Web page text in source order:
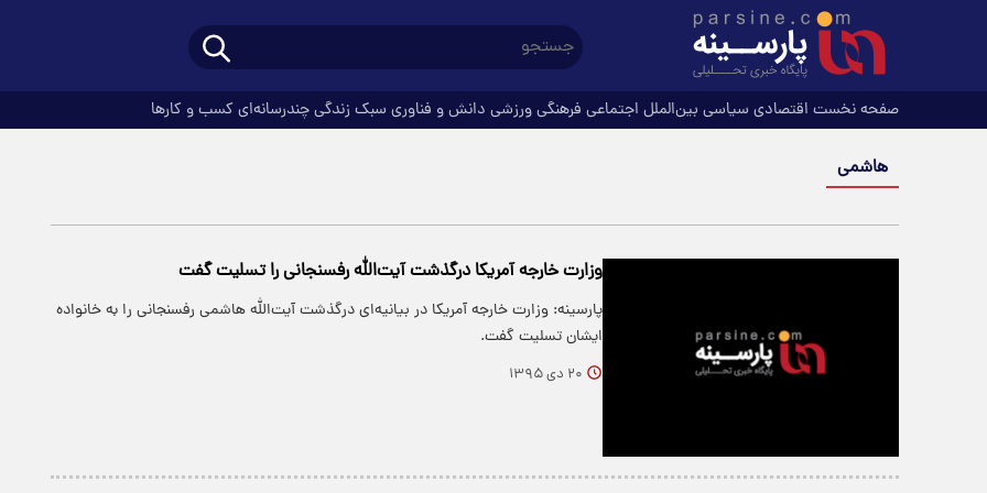
صفحه نخست اقتصادی سیاسی بین‌الملل اجتماعی فرهنگیورزشی دانش و فناوری سبک زندگیچندرسانه‌ای کسب و کارها
هاشمی
وزارت خارجه آمریکا درگذشت آیت‌الله رفسنجانی را تسلیت گفت
پارسینه: وزارت خارجه آمریکا در بیانیه‌ای درگذشت آیت‌الله هاشمی رفسنجانی را به خانواده
ایشان تسلیت گفت.
۲۰ دی ۱۳۹۵